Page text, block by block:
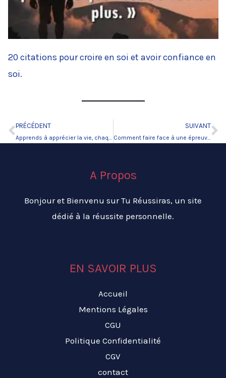
20 citations pour croire en soi et avoir confiance en
soi.
Précédent
PRÉCÉDENT
Apprends à apprécier la vie, chaque matin, dès ton réveil
SUIVANT
Comment faire face à une épreuve qui vous touche sans prévenir?
A Propos
Bonjour et Bienvenu sur Tu Réussiras, un site
dédié à la réussite personnelle.
EN SAVOIR PLUS
Accueil
Mentions Légales
CGU
Politique Confidentialité
CGV
contact